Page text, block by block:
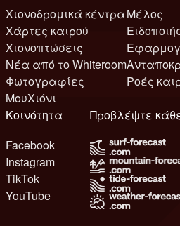
Χιονοδρομικά κέντρα
Χάρτες καιρού
Χιονοπτώσεις
Νέα από το Whiteroom
Φωτογραφίες
ΜουΧιόνι
Μέλος
Ροές
Κοινότητα
Facebook
Instagram
TikTok
YouTube
Προβλέψτε